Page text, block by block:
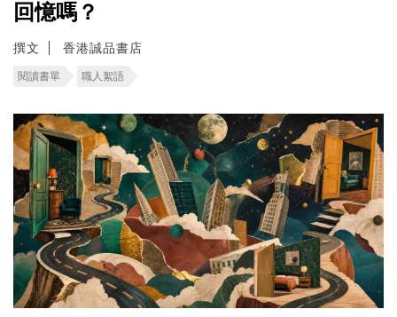
回憶嗎？
撰文 香港誠品書店
閱讀書單 職人絮語